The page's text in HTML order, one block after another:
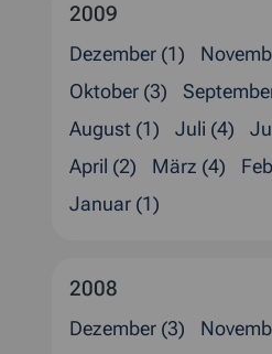
2009
Dezember (1)
Oktober (3)
August (1)
Juli (4)
April (2)
März (4)
Januar (1)
2008
Dezember (3)